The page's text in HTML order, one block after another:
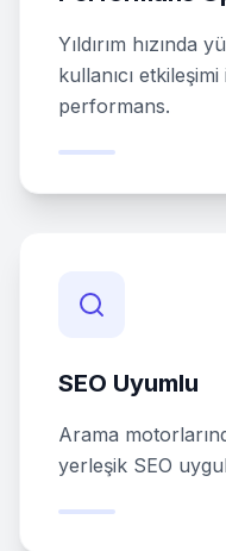
Yıldırım hızında
kullanıcı
performans.
SEO Uyumlu
Arama
yerleşik SEO